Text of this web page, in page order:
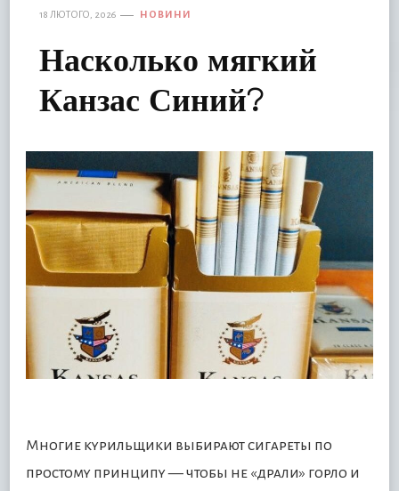
18 ЛЮТОГО, 2026 НОВИНИ
Насколько мягкий
Канзас Синий?
Многие курильщики выбирают сигареты по
простому принципу — чтобы не «драли» горло и